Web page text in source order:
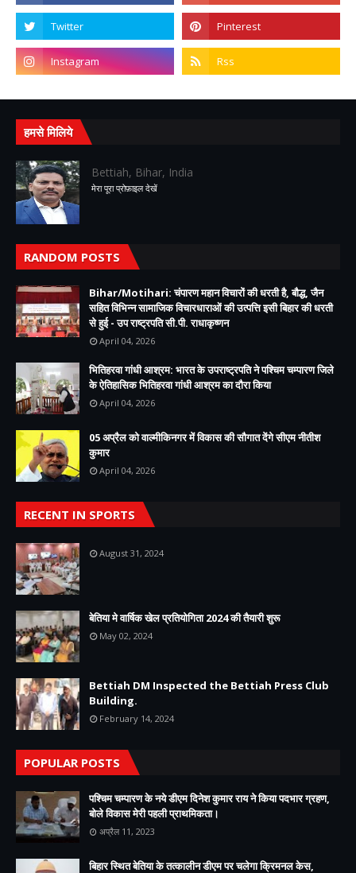
हमसे मिलिये
Bettiah, Bihar, India
मेरा पूरा प्रोफ़ाइल देखें
RANDOM POSTS
Bihar/Motihari: चंपारण महान विचारों की धरती है, बौद्ध, जैन
सहित विभिन्न सामाजिक विचारधाराओं की उत्पत्ति इसी बिहार की धरती
से हुई - उप राष्ट्रपति सी.पी. राधाकृष्णन
April 04, 2026
भितिहरवा गांधी आश्रम: भारत के उपराष्ट्रपति ने पश्चिम चम्पारण जिले
के ऐतिहासिक भितिहरवा गांधी आश्रम का दौरा किया
April 04, 2026
05 अप्रैल को वाल्मीकिनगर में विकास की सौगात देंगे सीएम नीतीश
कुमार
April 04, 2026
RECENT IN SPORTS
August 31, 2024
बेतिया मे वार्षिक खेल प्रतियोगिता 2024 की तैयारी शुरू
May 02, 2024
Bettiah DM Inspected the Bettiah Press Club
Building.
February 14, 2024
POPULAR POSTS
पश्चिम चम्पारण के नये डीएम दिनेश कुमार राय ने किया पदभार ग्रहण,
बोले विकास मेरी पहली प्राथमिकता।
अप्रैल 11, 2023
बिहार स्थित बेतिया के तत्कालीन डीएम पर चलेगा क्रिमनल केस,